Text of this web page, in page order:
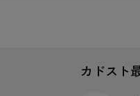
カドスト